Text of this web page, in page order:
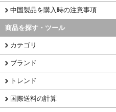
中国製品を購入時の注意事項
商品を探す・ツール
カテゴリ
ブランド
トレンド
国際送料の計算